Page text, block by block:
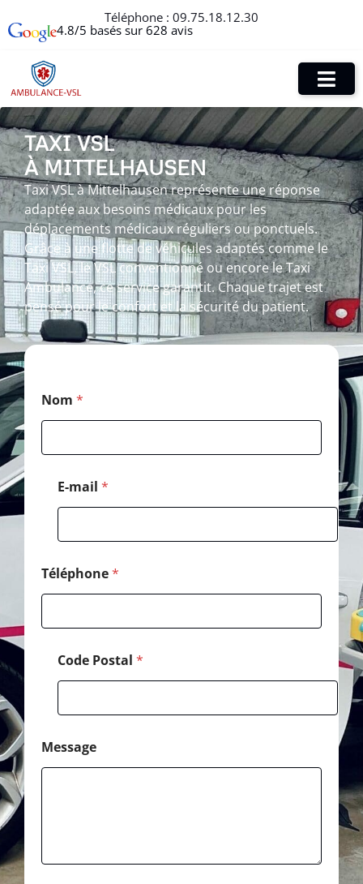
Téléphone : 09.75.18.12.30
4.8/5 basés sur 628 avis
TAXI VSL
À MITTELHAUSEN
Taxi VSL à Mittelhausen représente une réponse
adaptée aux besoins médicaux pour les
déplacements médicaux réguliers ou ponctuels.
Grâce à une flotte de véhicules adaptés comme le
Taxi VSL, le VSL conventionné ou encore le Taxi
Ambulance, ce service garantit. Chaque trajet est
pensé pour le confort et la sécurité du patient.
P
o
t
Nom *
E-mail *
Téléphone*
Code Postal *
Message